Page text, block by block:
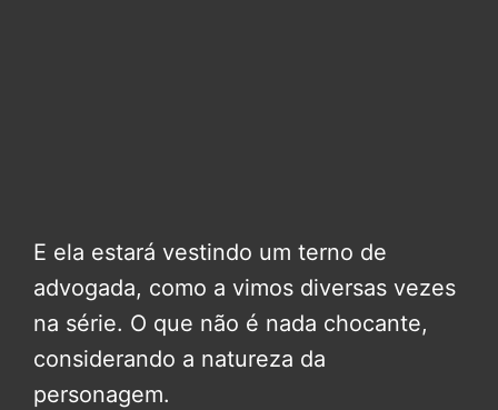
E ela estará vestindo um terno de
advogada, como a vimos diversas vezes
na série. O que não é nada chocante,
considerando a natureza da
personagem.